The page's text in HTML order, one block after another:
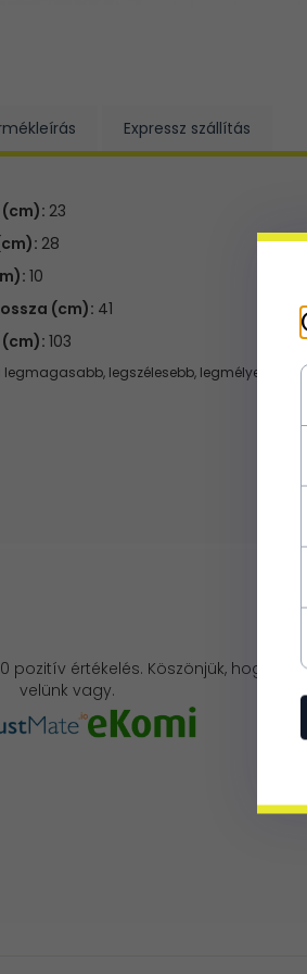
Expressz szállítás
23
28
10
(cm): 41
(cm): 103
legszélesebb, legmélyebb
pozitív értékelés. Köszönjük, hogy
velünk vagy.